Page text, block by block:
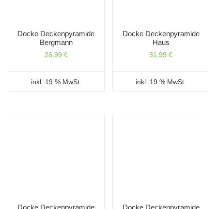
Docke Deckenpyramide
Bergmann
26,99 €
inkl. 19 % MwSt.
Docke Deckenpyramide
Haus
31,99€
inkl. 19 % MwSt.
Docke Deckenpyramide
Docke Deckenpyramide